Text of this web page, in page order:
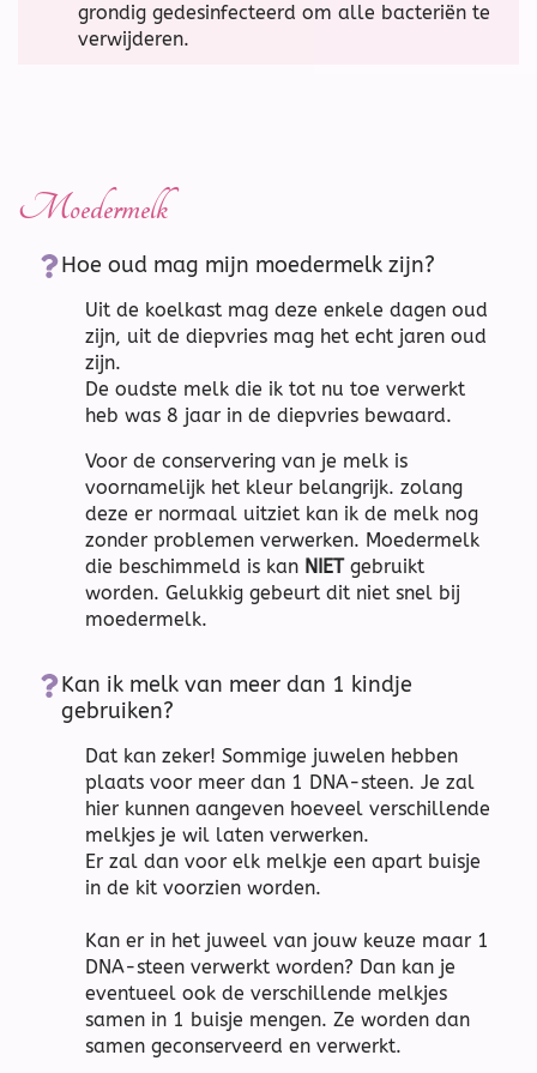
grondig gedesinfecteerd om alle bacteriën te
verwijderen.
Moedermelk
Hoe oud mag mijn moedermelk zijn?
Uit de koelkast mag deze enkele dagen oud
zijn, uit de diepvries mag het echt jaren oud
zijn.
De oudste melk die ik tot nu toe verwerkt
heb was 8 jaar in de diepvries bewaard.
Voor de conservering van je melk is
voornamelijk het kleur belangrijk. zolang
deze er normaal uitziet kan ik de melk nog
zonder problemen verwerken. Moedermelk
die beschimmeld is kan NIETgebruikt
worden. Gelukkig gebeurt dit niet snel bij
moedermelk.
Kan ik melk van meer dan 1 kindje
gebruiken?
Dat kan zeker! Sommige juwelen hebben
plaats voor meer dan 1 DNA-steen. Je zal
hier kunnen aangeven hoeveel verschillende
melkjes je wil laten verwerken.
Er zal dan voor elk melkje een apart buisje
in de kit voorzien worden.
Kan er in het juweel van jouw keuze maar 1
DNA-steen verwerkt worden? Dan kan je
eventueel ook de verschillende melkjes
samen in 1 buisje mengen. Ze worden dan
samen geconserveerd en verwerkt.